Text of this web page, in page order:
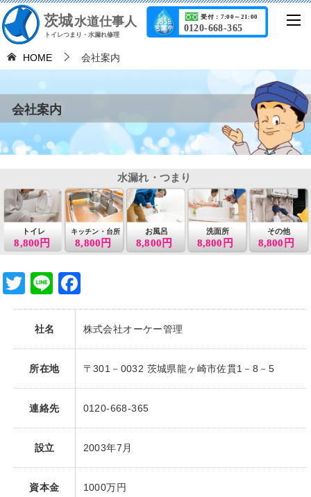
茨城水道仕事人
トイレつまり・水漏れ修理
0120-668-365
受付：7:00～21:00
HOME 会社案内
会社案内
8,800円
トイレ
8,800円
キッチン・台所 お風呂
8,800円
洗面所
8,800円
その他
8,800円
水漏れ・つまり
T
wi
tt
er
Li
n
e
a
c
e
b
o
o
k
社名 株式会社オーケー管理
所在地 〒301－0032 茨城県龍ヶ崎市佐貫1－8－5
連絡先 0120-668-365
設立 2003年7月
資本金 1000万円